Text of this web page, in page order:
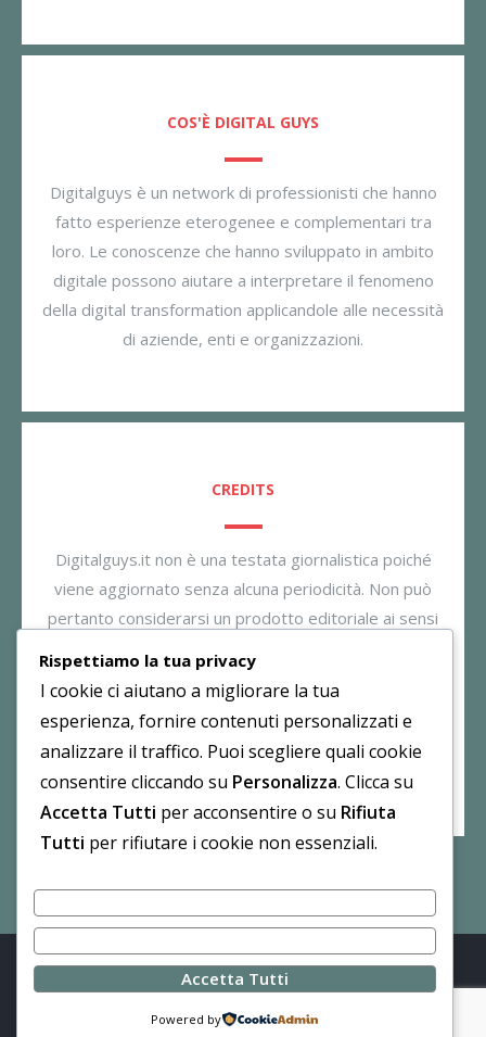
COS'È DIGITAL GUYS
Digitalguys è un network di professionisti che hanno
fatto esperienze eterogenee e complementari tra
loro. Le conoscenze che hanno sviluppato in ambito
digitale possono aiutare a interpretare il fenomeno
della digital transformation applicandole alle necessità
di aziende, enti e organizzazioni.
CREDITS
Digitalguys.it non è una testata giornalistica poiché
viene aggiornato senza alcuna periodicità. Non può
pertanto considerarsi un prodotto editoriale ai sensi
essere responsabile per i commenti inseriti nei post.
Eventuali commenti dei lettori, lesivi all’immagine o
all’onorabilità di persone terze non sono da attribuirsi
al gestore.
© Digital Guys · Contenuti distribuiti con licenzaCC BY-NC
Privacy Policy
Rispettiamo la tua privacy
I cookie ci aiutano a migliorare la tua
esperienza, fornire contenuti personalizzati e
analizzare il traffico. Puoi scegliere quali cookie
consentire cliccando su Personalizza. Clicca su
Accetta Tutti per acconsentire o su Rifiuta
Tutti per rifiutare i cookie non essenziali.
Accetta Tutti
Powered by